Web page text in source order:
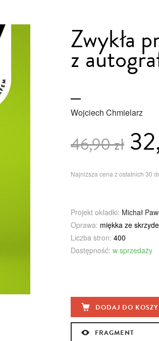
Zwykła
z
Wojciech Chmielarz
46,90 zł
Najniższa cena z ostatnich 30
Projekt okładki: Michał
Oprawa: miękka ze
Liczba stron: 400
Dostępność: w sprzedaży
DODAJ DO
FRAGMENT